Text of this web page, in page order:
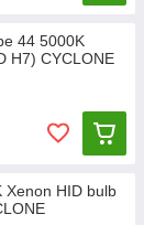
44 5000K
H7) CYCLONE
Xenon HID bulb